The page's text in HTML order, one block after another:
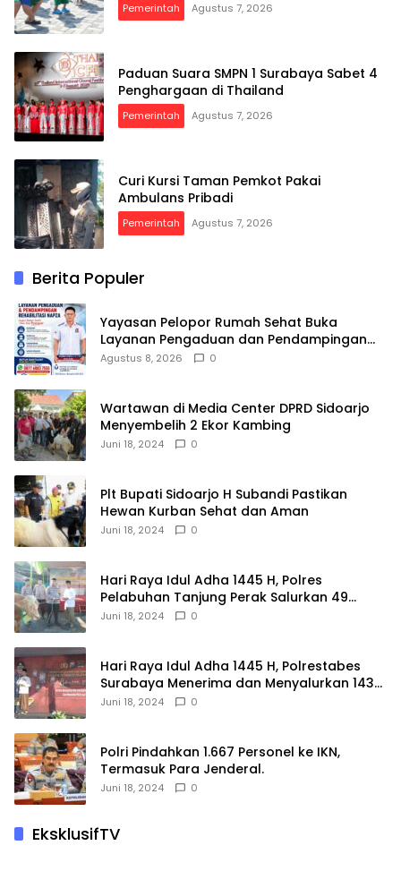
Pemerintah Agustus 7, 2026
Paduan Suara SMPN 1 Surabaya Sabet 4
Penghargaan di Thailand
Pemerintah Agustus 7, 2026
Curi Kursi Taman Pemkot Pakai
Ambulans Pribadi
Pemerintah Agustus 7, 2026
Berita Populer
Yayasan Pelopor Rumah Sehat Buka
Layanan Pengaduan dan Pendampingan
Rehabilitasi NAPZA 24 Jam
Agustus 8, 2026 0
Wartawan di Media Center DPRD Sidoarjo
Menyembelih 2 Ekor Kambing
Juni 18, 2024 0
Plt Bupati Sidoarjo H Subandi Pastikan
Hewan Kurban Sehat dan Aman
Juni 18, 2024 0
Hari Raya Idul Adha 1445 H, Polres
Pelabuhan Tanjung Perak Salurkan 49
Hewan Korban.
Juni 18, 2024 0
Hari Raya Idul Adha 1445 H, Polrestabes
Surabaya Menerima dan Menyalurkan 143
Hewan Kurban
Juni 18, 2024 0
Polri Pindahkan 1.667 Personel ke IKN,
Termasuk Para Jenderal.
Juni 18, 2024 0
EksklusifTV